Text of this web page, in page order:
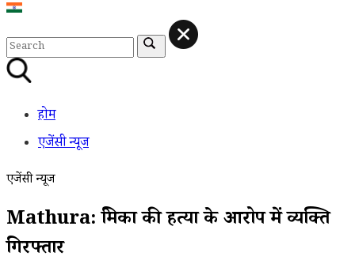
होम
एजेंसी न्यूज
एजेंसी न्यूज
Mathura: प्रेमिका की हत्या के आरोप में व्यक्ति
गिरफ्तार